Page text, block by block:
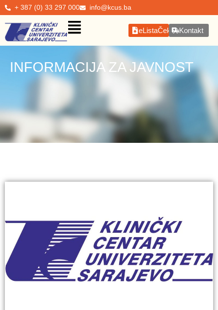
+ 387 (0) 33 297 000 info@kcus.ba
eListaČekanjaKontakt
INFORMACIJA ZA JAVNOST